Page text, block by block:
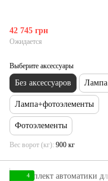
42 745 грн
Ожидается
Выберите аксессуары
Без аксессуаров Лампа
Лампа+фотоэлементы
Фотоэлементы
Вес ворот (кг) 900 кг
4